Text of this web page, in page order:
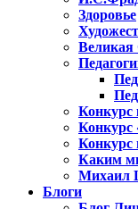
Здоровье
Великая
Конкурс
Конкурс
Конкурс
Каким
Михаил
Блоги